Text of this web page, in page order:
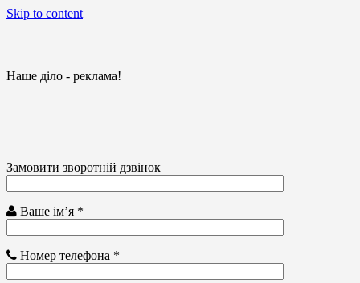
Skip to content
Наше діло - реклама!
Замовити зворотній дзвінок
Ваше ім’я *
Номер телефона *